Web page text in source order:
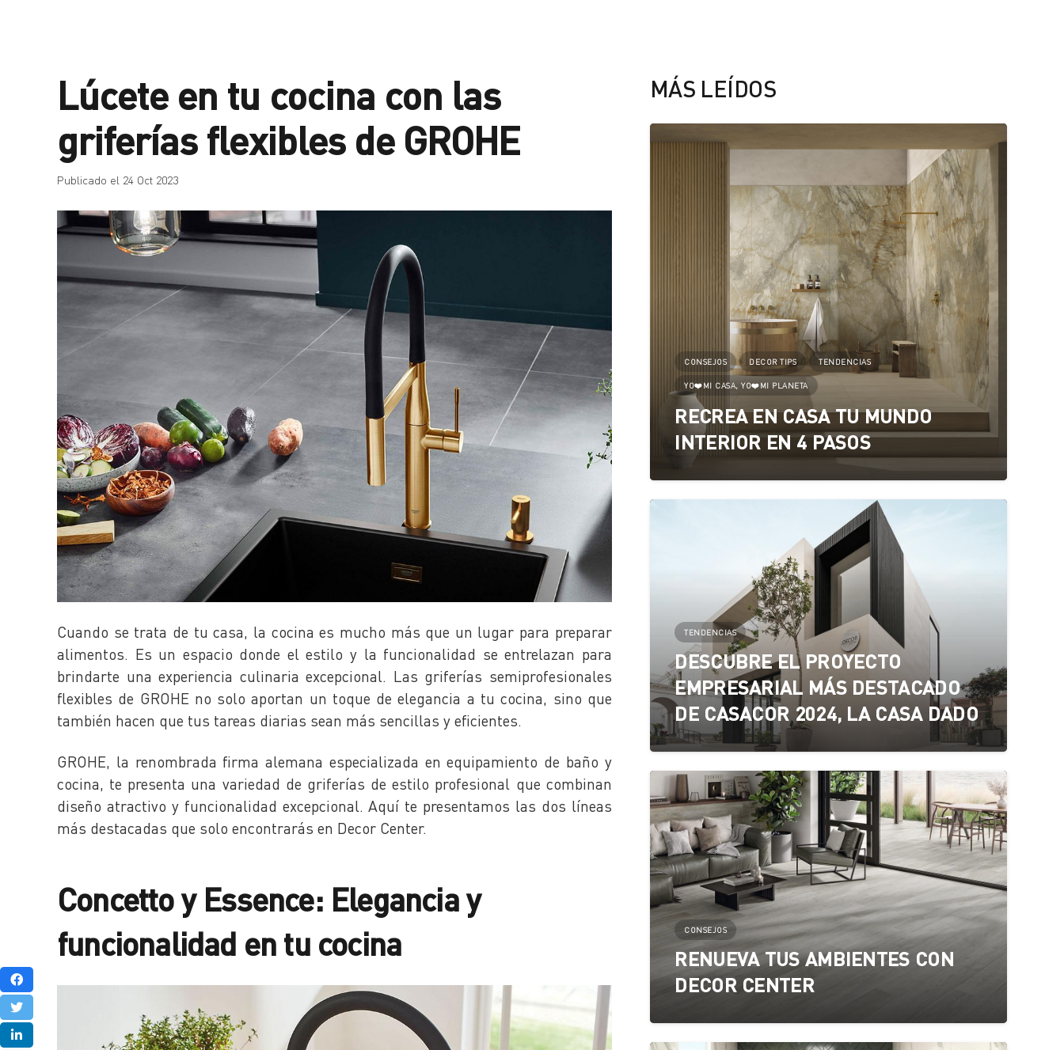
Lúcete en tu cocina con las
griferías flexibles de GROHE
Publicado el 24 Oct 2023
Cuando se trata de tu casa, la cocina es mucho más que un lugar para preparar
alimentos. Es un espacio donde el estilo y la funcionalidad se entrelazan para
brindarte una experiencia culinaria excepcional. Las griferías semiprofesionales
flexibles de GROHE no solo aportan un toque de elegancia a tu cocina, sino que
también hacen que tus tareas diarias sean más sencillas y eficientes.
GROHE, la renombrada firma alemana especializada en equipamiento de baño y
cocina, te presenta una variedad de griferías de estilo profesional que combinan
diseño atractivo y funcionalidad excepcional. Aquí te presentamos las dos líneas
más destacadas que solo encontrarás en Decor Center.
Concetto y Essence: Elegancia y
funcionalidad en tu cocina
MÁS LEÍDOS
CONSEJOS DECOR TIPS TENDENCIAS
YO❤️MI CASA, YO❤️MI PLANETA
RECREA EN CASA TU MUNDO
INTERIOR EN 4 PASOS
TENDENCIAS
DESCUBRE EL PROYECTO
EMPRESARIAL MÁS DESTACADO
DE CASACOR 2024, LA CASA DADO
CONSEJOS
RENUEVA TUS AMBIENTES CON
DECOR CENTER